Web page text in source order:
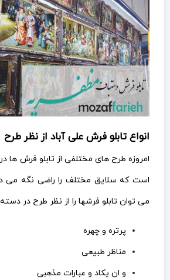
انواع تابلو فرش علی آباد از نظر طرح
امروزه طرح های مختلفی از تابلو فرش ها در
است که سلایق مختلف را راضی نگه می
می توان تابلو فرشها را از نظر طرح در دسته
پرتره و چهره
مناظر طبیعی
و ان یکاد و عبارات مذهبی